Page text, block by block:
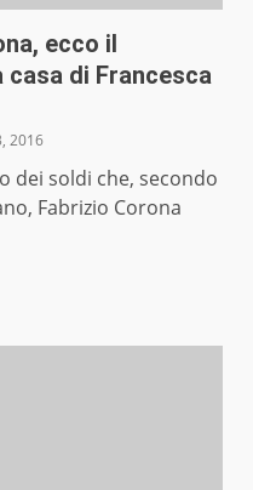
ecco il
di Francesca
2016
dei soldi che, secondo
Fabrizio Corona